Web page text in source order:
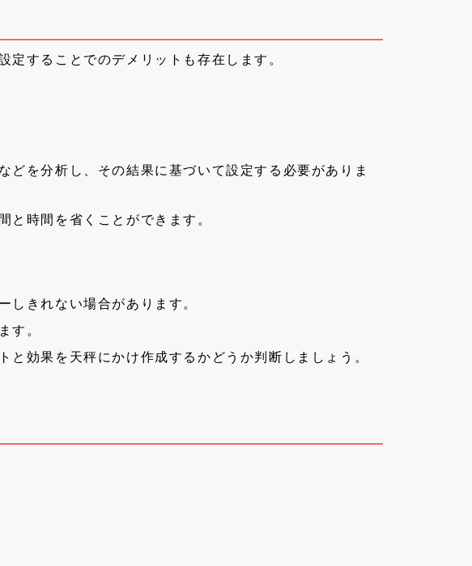
定することでのデメリットも存在します。
を分析し、その結果に基づいて設定する必要がありま
と時間を省くことができます。
しきれない場合があります。
す。
効果を天秤にかけ作成するかどうか判断しましょう。